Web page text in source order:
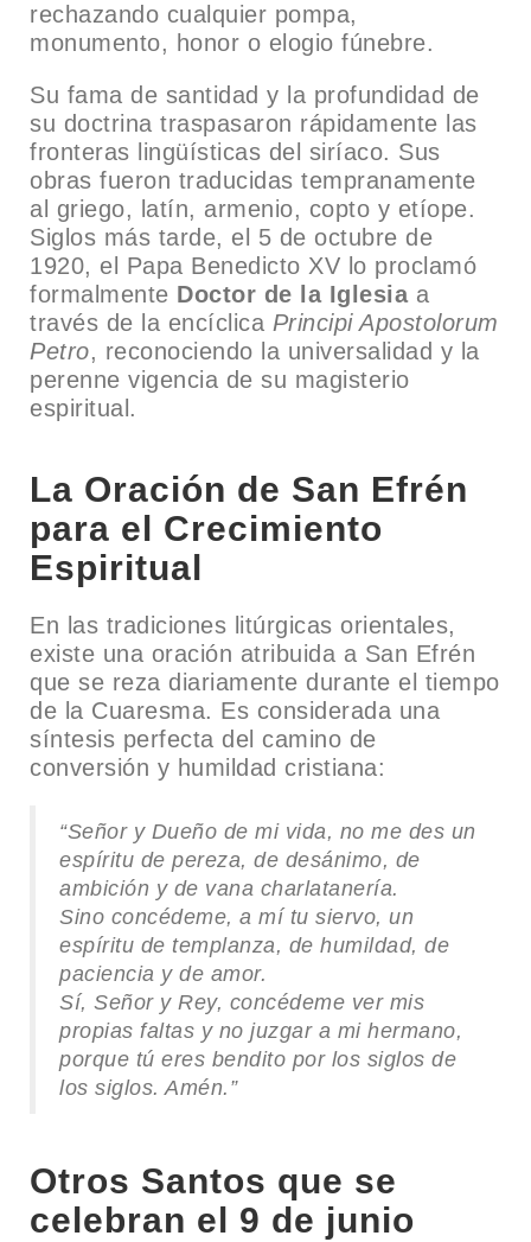
rechazando cualquier pompa,
monumento, honor o elogio fúnebre.
Su fama de santidad y la profundidad de
su doctrina traspasaron rápidamente las
fronteras lingüísticas del siríaco. Sus
obras fueron traducidas tempranamente
al griego, latín, armenio, copto y etíope.
Siglos más tarde, el 5 de octubre de
1920, el Papa Benedicto XV lo proclamó
formalmente Doctor de la Iglesiaa
través de la encíclica Principi Apostolorum
Petro, reconociendo la universalidad y la
perenne vigencia de su magisterio
espiritual.
La Oración de San Efrén
para el Crecimiento
Espiritual
En las tradiciones litúrgicas orientales,
existe una oración atribuida a San Efrén
que se reza diariamente durante el tiempo
de la Cuaresma. Es considerada una
síntesis perfecta del camino de
conversión y humildad cristiana:
“Señor y Dueño de mi vida, no me des un
espíritu de pereza, de desánimo, de
ambición y de vana charlatanería.
Sino concédeme, a mí tu siervo, un
espíritu de templanza, de humildad, de
paciencia y de amor.
Sí, Señor y Rey, concédeme ver mis
propias faltas y no juzgar a mi hermano,
porque tú eres bendito por los siglos de
los siglos. Amén.”
Otros Santos que se
celebran el 9 de junio